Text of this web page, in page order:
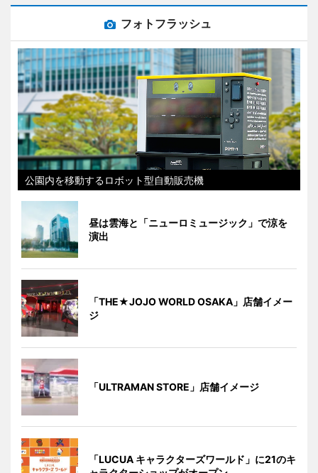
フォトフラッシュ
公園内を移動するロボット型自動販売機
昼は雲海と「ニューロミュージック」で涼を
演出
「THE★JOJO WORLD OSAKA」店舗イメー
ジ
「ULTRAMAN STORE」店舗イメージ
「LUCUA キャラクターズワールド」に21のキ